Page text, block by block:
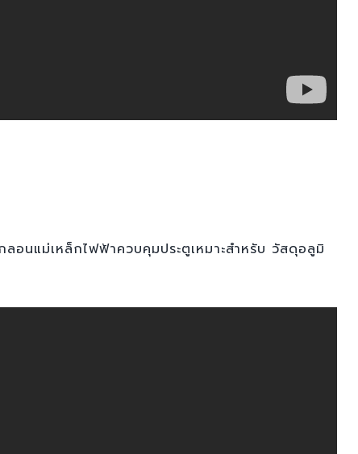
ลอนแม่เหล็กไฟฟ้าควบคุมประตูเหมาะสำหรับ วัสดุอลูมิ